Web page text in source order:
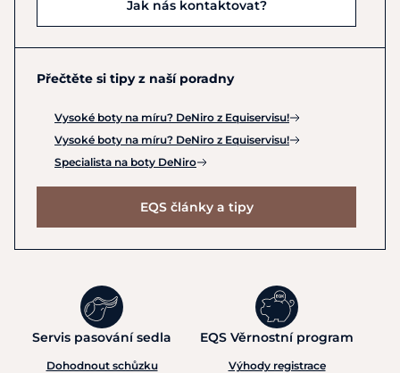
Jak nás kontaktovat?
Přečtěte si tipy z naší poradny
Vysoké boty na míru? DeNiro z Equiservisu!
Vysoké boty na míru? DeNiro z Equiservisu!
Specialista na boty DeNiro
EQS články a tipy
Servis pasování sedla
Dohodnout schůzku
EQS Věrnostní program
Výhody registrace